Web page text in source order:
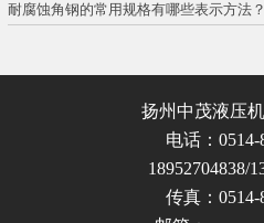
耐腐蚀角钢的常用规格有哪些表示方法
扬州中茂液压
电话：0514-
18952704838/
传真：0514-